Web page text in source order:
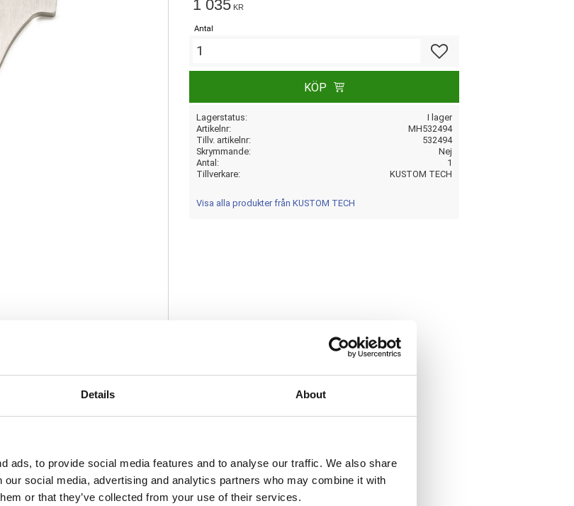
Details About
ads, to provide social media features and to analyse our traffic. We also share
social media, advertising and analytics partners who may combine it with
or that they’ve collected from your use of their services.
1 035 KR
Antal
KÖP
Lagerstatus
I lager
Artikelnr
MH532494
Tillv. artikelnr
532494
Skrymmande
Nej
Antal
1
Tillverkare
KUSTOM TECH
Visa alla produkter från KUSTOM TECH
anpassade applikationer
Dela med dig
c
b
o